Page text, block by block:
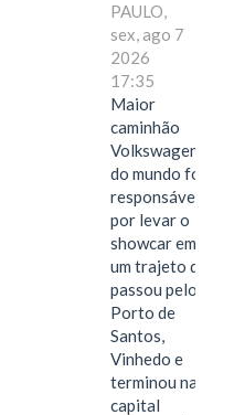
PAULO,
sex, ago 7
2026
17:35
Maior
caminhão
Volkswagen
do mundo foi
responsável
por levar o
showcar em
um trajeto que
passou pelo
Porto de
Santos,
Vinhedo e
terminou na
capital